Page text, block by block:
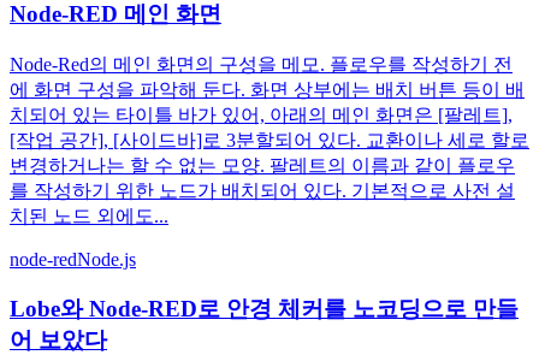
Node-RED 메인 화면
Node-Red의 메인 화면의 구성을 메모. 플로우를 작성하기 전
에 화면 구성을 파악해 둔다. 화면 상부에는 배치 버튼 등이 배
치되어 있는 타이틀 바가 있어, 아래의 메인 화면은 [팔레트],
[작업 공간], [사이드바]로 3분할되어 있다. 교환이나 세로 할로
변경하거나는 할 수 없는 모양. 팔레트의 이름과 같이 플로우
를 작성하기 위한 노드가 배치되어 있다. 기본적으로 사전 설
치된 노드 외에도...
node-redNode.js
Lobe와 Node-RED로 안경 체커를 노코딩으로 만들
어 보았다